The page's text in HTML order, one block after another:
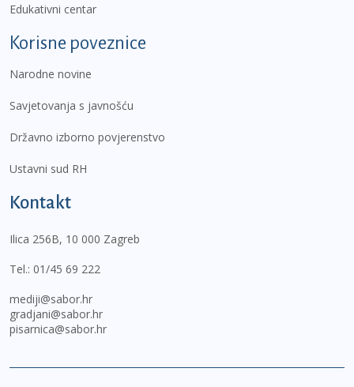
Edukativni centar
Korisne poveznice
Narodne novine
Savjetovanja s javnošću
Državno izborno povjerenstvo
Ustavni sud RH
Kontakt
Ilica 256B, 10 000 Zagreb
Tel.: 01/45 69 222
mediji@sabor.hr
gradjani@sabor.hr
pisarnica@sabor.hr